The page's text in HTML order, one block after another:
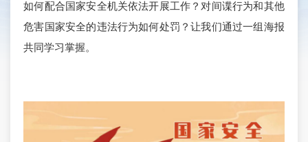
如何配合国家安全机关依法开展工作？对间谍行为和其他
危害国家安全的违法行为如何处罚？让我们通过一组海报
共同学习掌握。